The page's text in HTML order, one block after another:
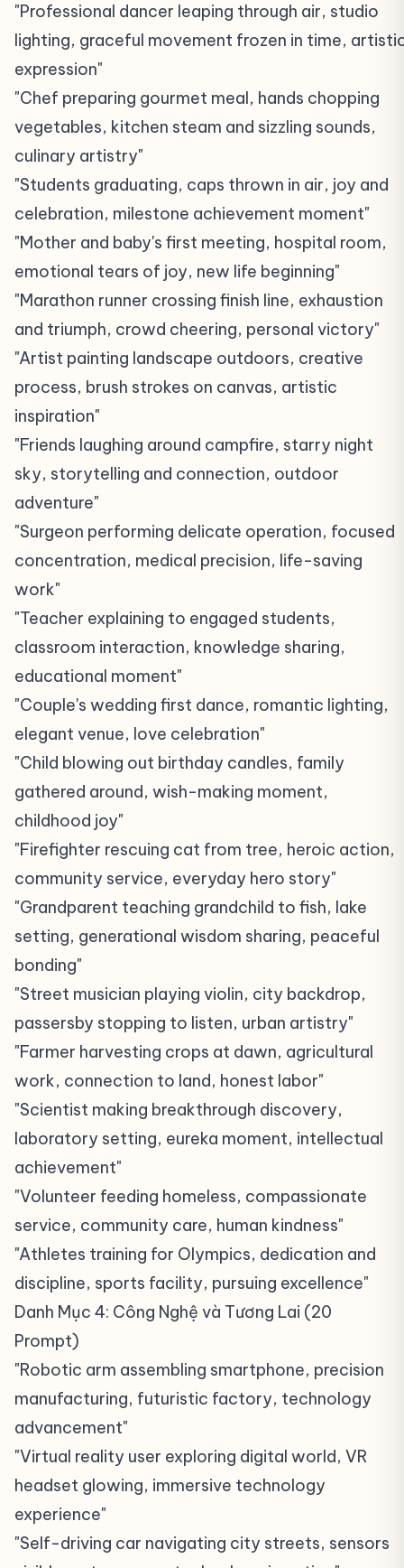
"Professional dancer leaping through air, studio
lighting, graceful movement frozen in time,
expression"
"Chef preparing gourmet meal, hands chopping
vegetables, kitchen steam and sizzling sounds,
culinary artistry"
"Students graduating, caps thrown in air, joy and
celebration, milestone achievement moment"
"Mother and baby's first meeting, hospital room,
emotional tears of joy, new life beginning"
"Marathon runner crossing finish line, exhaustion
and triumph, crowd cheering, personal victory"
"Artist painting landscape outdoors, creative
process, brush strokes on canvas, artistic
inspiration"
"Friends laughing around campfire, starry night
sky, storytelling and connection, outdoor
adventure"
"Surgeon performing delicate operation, focused
concentration, medical precision, life-saving
work"
"Teacher explaining to engaged students,
classroom interaction, knowledge sharing,
educational moment"
"Couple's wedding first dance, romantic lighting,
elegant venue, love celebration"
"Child blowing out birthday candles, family
gathered around, wish-making moment,
childhood joy"
"Firefighter rescuing cat from tree, heroic action,
community service, everyday hero story"
"Grandparent teaching grandchild to fish, lake
setting, generational wisdom sharing, peaceful
bonding"
"Street musician playing violin, city backdrop,
passersby stopping to listen, urban artistry"
"Farmer harvesting crops at dawn, agricultural
work, connection to land, honest labor"
"Scientist making breakthrough discovery,
laboratory setting, eureka moment, intellectual
achievement"
"Volunteer feeding homeless, compassionate
service, community care, human kindness"
"Athletes training for Olympics, dedication and
discipline, sports facility, pursuing excellence"
Danh Mục 4: Công Nghệ và Tương Lai (20
Prompt)
"Robotic arm assembling smartphone, precision
manufacturing, futuristic factory, technology
advancement"
"Virtual reality user exploring digital world, VR
headset glowing, immersive technology
experience"
"Self-driving car navigating city streets, sensors